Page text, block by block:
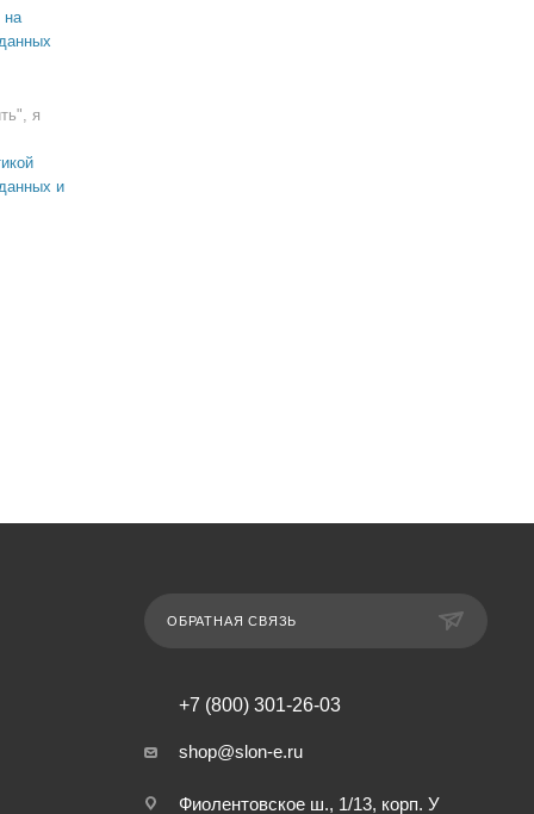
на
я
и
ОБРАТНАЯ СВЯЗЬ
+7 (800) 301-26-03
shop@slon-e.ru
Фиолентовское ш., 1/13, корп. У